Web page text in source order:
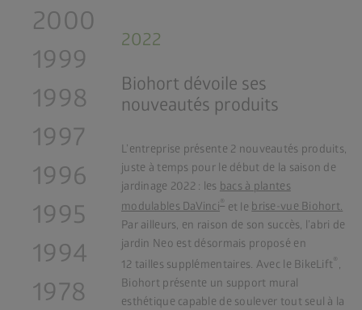
2022
Biohort dévoile ses
nouveautés produits
L’entreprise présente 2 nouveautés produits,
juste à temps pour le début de la saison de
jardinage 2022 : les bacs à plantes
modulables DaVinci® et le brise-vue Biohort.
Par ailleurs, en raison de son succès, l’abri de
jardin Neo est désormais proposé en
12 tailles supplémentaires. Avec le BikeLift ® ,
Biohort présente un support mural
esthétique capable de soulever tout seul à la
2000
1999
1998
1997
1996
1995
1994
1978